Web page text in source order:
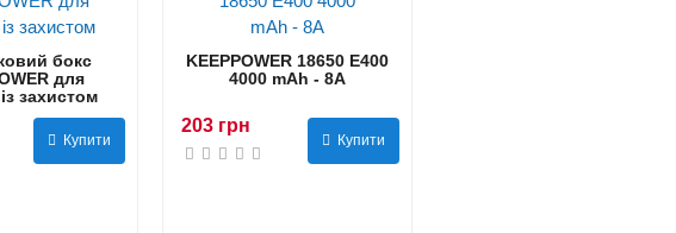
бокс
для
захистом
Купити
KEEPPOWER 18650 E400
4000 mAh - 8А
203 грн
Купити